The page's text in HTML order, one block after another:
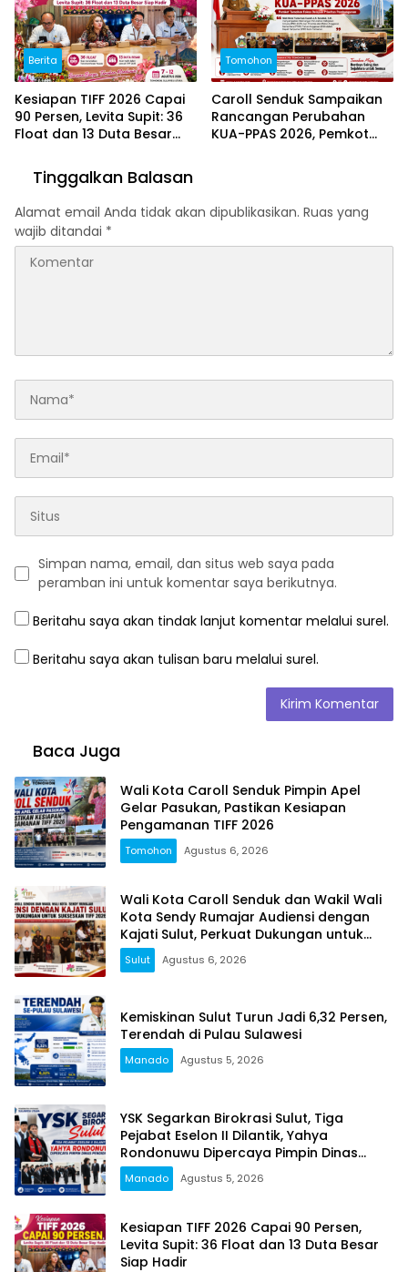
Berita
Kesiapan TIFF 2026 Capai
90 Persen, Levita Supit: 36
Float dan 13 Duta Besar
Tomohon
Caroll Senduk Sampaikan
Rancangan Perubahan
KUA-PPAS 2026, Pemkot
Tinggalkan Balasan
Alamat email Anda tidak akan dipublikasikan. Ruas yang
wajib ditandai *
Simpan nama, email, dan situs web saya pada
peramban ini untuk komentar saya berikutnya.
Beritahu saya akan tindak lanjut komentar melalui surel.
Beritahu saya akan tulisan baru melalui surel.
Baca Juga
Wali Kota Caroll Senduk Pimpin Apel
Gelar Pasukan, Pastikan Kesiapan
Pengamanan TIFF 2026
Tomohon Agustus 6, 2026
Wali Kota Caroll Senduk dan Wakil Wali
Kota Sendy Rumajar Audiensi dengan
Kajati Sulut, Perkuat Dukungan untuk
Sukseskan TIFF 2026
Sulut Agustus 6, 2026
Kemiskinan Sulut Turun Jadi 6,32 Persen,
Terendah di Pulau Sulawesi
Manado Agustus 5, 2026
YSK Segarkan Birokrasi Sulut, Tiga
Pejabat Eselon II Dilantik, Yahya
Rondonuwu Dipercaya Pimpin Dinas
Pendidikan
Manado Agustus 5, 2026
Kesiapan TIFF 2026 Capai 90 Persen,
Levita Supit: 36 Float dan 13 Duta Besar
Siap Hadir